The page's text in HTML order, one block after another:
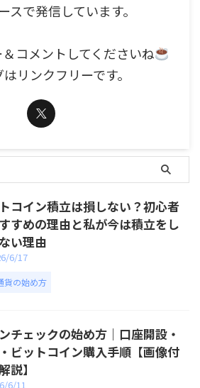
スで発信しています。
コメントしてくださいね
リンクフリーです。
コイン積立は損しない？初心者
すめの理由と私が今は積立をし
い理由
6/17
貨の始め方
チェックの始め方｜口座開設・
ビットコイン購入手順【画像付
説】
6/11